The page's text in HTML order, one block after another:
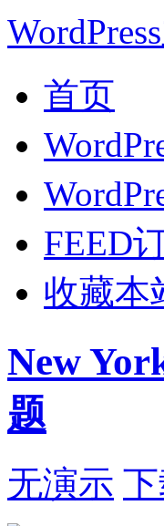
首页
FEED
收藏本
New
题
无演示